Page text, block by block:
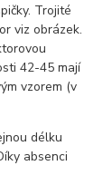
Trojité
viz obrázek.
42-45 mají
vzorem (v
délku
absenci